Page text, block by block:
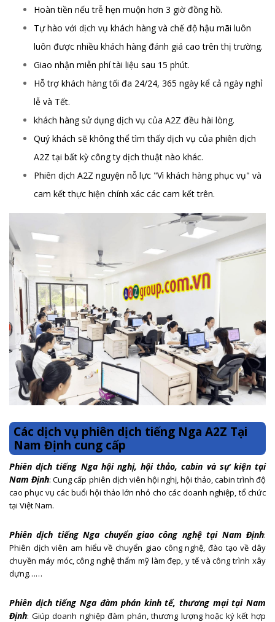
Hoàn tiền nếu trễ hẹn muộn hơn 3 giờ đồng hồ.
Tự hào với dịch vụ khách hàng và chế độ hậu mãi luôn
luôn được nhiều khách hàng đánh giá cao trên thị trường.
Giao nhận miễn phí tài liệu sau 15 phút.
Hỗ trợ khách hàng tối đa 24/24, 365 ngày kể cả ngày nghỉ
lễ và Tết.
khách hàng sử dụng dịch vụ của A2Z đều hài lòng.
Quý khách sẽ không thể tìm thấy dịch vụ của phiên dịch
A2Z tại bất kỳ công ty dịch thuật nào khác.
Phiên dịch A2Z nguyện nỗ lực "Vì khách hàng phục vụ" và
cam kết thực hiện chính xác các cam kết trên.
Các dịch vụ phiên dịch tiếng Nga A2Z Tại
Nam Định cung cấp
Phiên dịch tiếng Nga hội nghị, hội thảo, cabin và sự kiện tại
Nam Định: Cung cấp phiên dịch viên hội nghị, hội thảo, cabin trình độ
cao phục vụ các buổi hội thảo lớn nhỏ cho các doanh nghiệp, tổ chức
tại Việt Nam.
Phiên dịch tiếng Nga chuyển giao công nghệ tại Nam Định:
Phiên dịch viên am hiểu về chuyển giao công nghệ, đào tạo về dây
chuyền máy móc, công nghệ thẩm mỹ làm đẹp, y tế và công trình xây
dựng……
Phiên dịch tiếng Nga đàm phán kinh tế, thương mại tại Nam
Định: Giúp doanh nghiệp đàm phán, thương lượng hoặc ký kết hợp